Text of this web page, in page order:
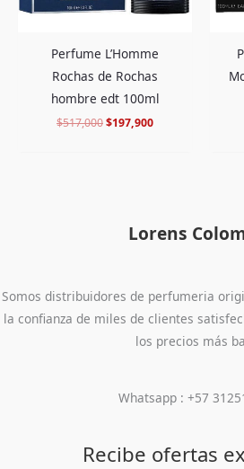
Perfume L’Homme
Rochas de Rochas
hombre edt 100ml
$517,000$197,900
Lorens
Somos distribuidores de perfumeria
la confianza de miles de clientes
los precios más
Whatsapp : +57
Recibe ofertas